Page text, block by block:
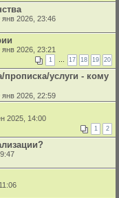
янв 2026, 23:46
янв 2026, 23:21
1 … 17 18 19 20
услуги - кому
янв 2026, 22:59
2025, 14:00
1 2